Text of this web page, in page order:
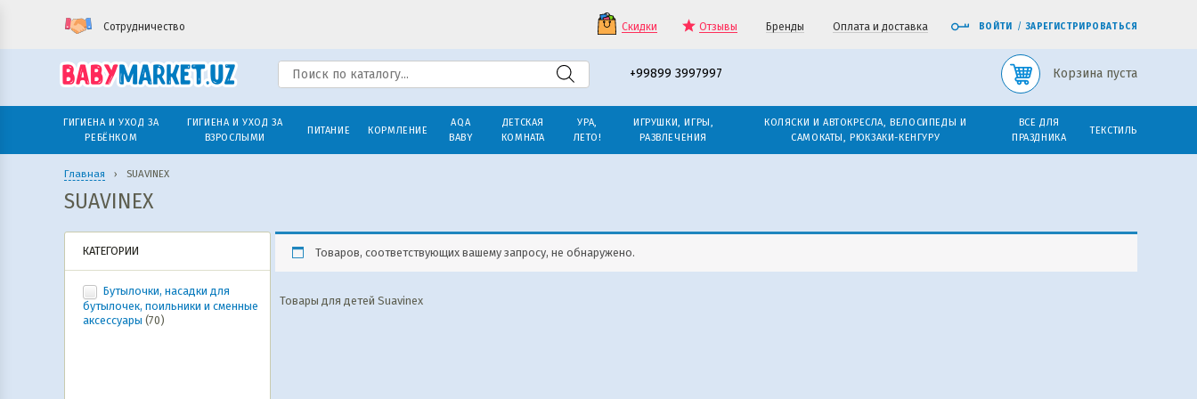
Сотрудничество Скидки Отзывы Бренды Оплата и доставка ВОЙТИ / ЗАРЕГИСТРИРОВАТЬСЯ
+99899 3997997 Корзина пуста
ГИГИЕНА И УХОД ЗА
РЕБЁНКОМ
ГИГИЕНА И УХОД ЗА
ВЗРОСЛЫМИ
ПИТАНИЕ КОРМЛЕНИЕ
AQA
BABY
ДЕТСКАЯ
КОМНАТА
УРА,
ЛЕТО!
ИГРУШКИ, ИГРЫ,
РАЗВЛЕЧЕНИЯ
КОЛЯСКИ И АВТОКРЕСЛА, ВЕЛОСИПЕДЫ И
САМОКАТЫ, РЮКЗАКИ-КЕНГУРУ
ВСЕ ДЛЯ
ПРАЗДНИКА
ТЕКСТИЛЬ
Главная › SUAVINEX
SUAVINEX
КАТЕГОРИИ
Бутылочки, насадки для
бутылочек, поильники и сменные
аксессуары (70)
Товаров, соответствующих вашему запросу, не обнаружено.
Товары для детей Suavinex